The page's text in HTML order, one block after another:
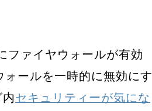
ファイヤウォールが有効
ールを一時的に無効にす
セキュリティーが気にな